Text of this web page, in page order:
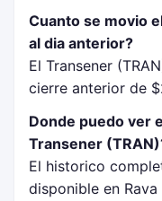
Cuanto se movio
al dia anterior?
El Transener
cierre anterior de
Donde puedo ver
Transener
El historico
disponible en